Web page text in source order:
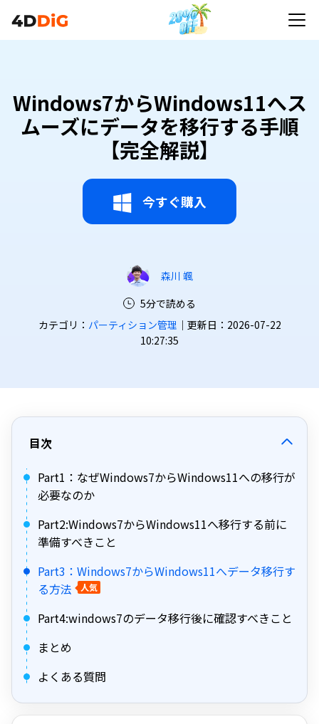
Windows7からWindows11へス
ムーズにデータを移行する手順
【完全解説】
今すぐ購入
森川 颯
5分で読める
カテゴリ： パーティション管理 ｜更新日：2026-07-22
10:27:35
目次
Part1：なぜWindows7からWindows11への移行が
必要なのか
Part2:Windows7からWindows11へ移行する前に
準備すべきこと
Part3：Windows7からWindows11へデータ移行す
る方法
人気
Part4:windows7のデータ移行後に確認すべきこと
まとめ
よくある質問